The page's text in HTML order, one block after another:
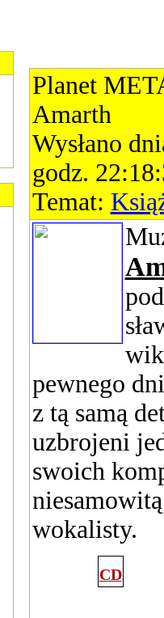
Planet
Amarth
Wysłano
godz.
Temat:
pewnego
z tą samą
uzbrojeni
swoich
wokalisty.
CD